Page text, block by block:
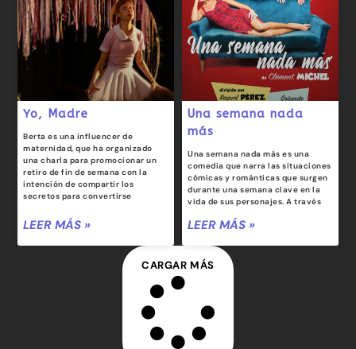
Yo, Madre
Berta es una influencer de
maternidad, que ha organizado
una charla para promocionar un
retiro de fin de semana con la
intención de compartir los
secretos para convertirse
LEER MÁS »
Una semana nada
más
Una semana nada más es una
comedia que narra las situaciones
cómicas y románticas que surgen
durante una semana clave en la
vida de sus personajes. A través
LEER MÁS »
CARGAR MÁS